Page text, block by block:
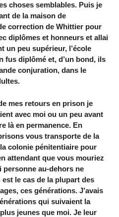
choses semblables. Puis je
de la maison de
correction de Whittier pour
diplômes et honneurs et allai
un peu supérieur, l’école
fus diplômé et, d’un bond, ils
conjuration, dans le
mes retours en prison je
avec moi ou un peu avant
là en permanence. En
vous transporte de la
colonie pénitentiaire pour
attendant que vous mouriez
personne au-dehors ne
le cas de la plupart des
ces générations. J’avais
qui suivaient la
jeunes que moi. Je leur